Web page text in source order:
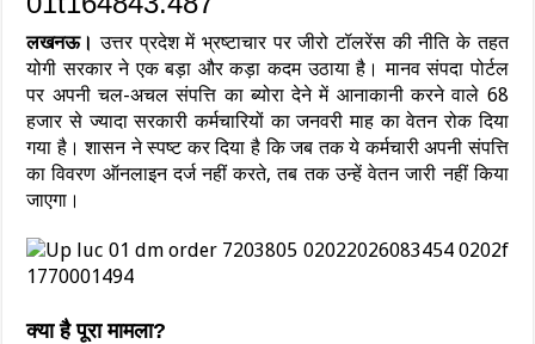
लखनऊ। उत्तर प्रदेश में भ्रष्टाचार पर जीरो टॉलरेंस की नीति के तहत
योगी सरकार ने एक बड़ा और कड़ा कदम उठाया है। मानव संपदा पोर्टल
पर अपनी चल-अचल संपत्ति का ब्योरा देने में आनाकानी करने वाले 68
हजार से ज्यादा सरकारी कर्मचारियों का जनवरी माह का वेतन रोक दिया
गया है। शासन ने स्पष्ट कर दिया है कि जब तक ये कर्मचारी अपनी संपत्ति
का विवरण ऑनलाइन दर्ज नहीं करते, तब तक उन्हें वेतन जारी नहीं किया
जाएगा।
क्या है पूरा मामला?